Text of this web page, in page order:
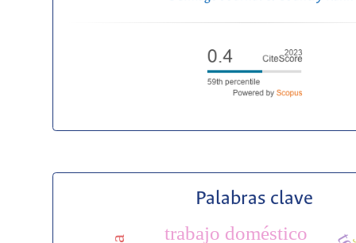
Palabras clave
trabajo doméstico